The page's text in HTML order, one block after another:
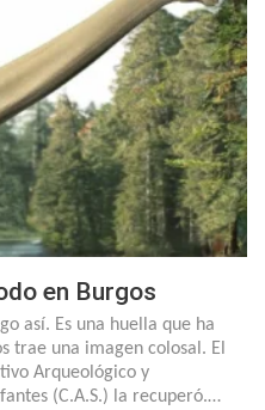
en Burgos
así. Es una huella que ha
trae una imagen colosal. El
Arqueológico y
(C.A.S.) la recuperó.…